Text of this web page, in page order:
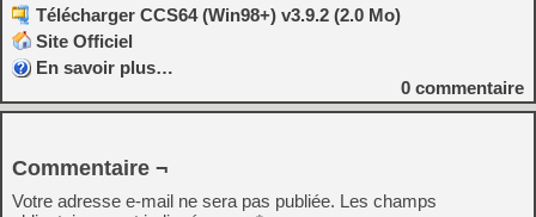
Télécharger CCS64 (Win98+) v3.9.2 (2.0 Mo)
Site Officiel
En savoir plus…
0 commentaire
Commentaire ¬
Votre adresse e-mail ne sera pas publiée. Les champs